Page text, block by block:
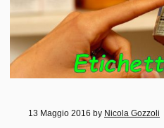
13 Maggio 2016 by Nicola Gozzoli